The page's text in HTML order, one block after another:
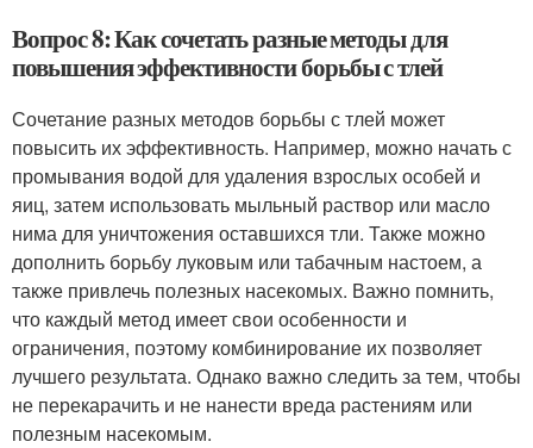
Вопрос 8: Как сочетать разные методы для
повышения эффективности борьбы с тлей
Сочетание разных методов борьбы с тлей может
повысить их эффективность. Например, можно начать с
промывания водой для удаления взрослых особей и
яиц, затем использовать мыльный раствор или масло
нима для уничтожения оставшихся тли. Также можно
дополнить борьбу луковым или табачным настоем, а
также привлечь полезных насекомых. Важно помнить,
что каждый метод имеет свои особенности и
ограничения, поэтому комбинирование их позволяет
лучшего результата. Однако важно следить за тем, чтобы
не перекарачить и не нанести вреда растениям или
полезным насекомым.